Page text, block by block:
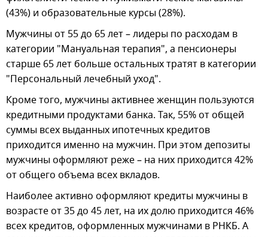
(43%) и образовательные курсы (28%).
Мужчины от 55 до 65 лет – лидеры по расходам в
категории "Мануальная терапия", а пенсионеры
старше 65 лет больше остальных тратят в категории
"Персональный лечебный уход".
Кроме того, мужчины активнее женщин пользуются
кредитными продуктами банка. Так, 55% от общей
суммы всех выданных ипотечных кредитов
приходится именно на мужчин. При этом депозиты
мужчины оформляют реже – на них приходится 42%
от общего объема всех вкладов.
Наиболее активно оформляют кредиты мужчины в
возрасте от 35 до 45 лет, на их долю приходится 46%
всех кредитов, оформленных мужчинами в РНКБ. А